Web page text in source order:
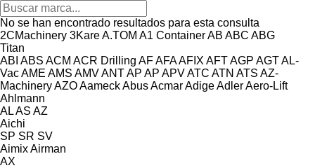
No se han encontrado resultados para esta consulta
2CMachinery 3KareA.TOM A1 ContainerAB ABC ABG
Titan
ABI ABS ACM ACR Drilling AFAFAAFIX AFTAGP AGTAL-
VacAME AMS AMVANTAP AP APVATC ATN ATS AZ-
MachineryAZOAameckAbusAcmarAdigeAdlerAero-Lift
Ahlmann
ALAS AZ
Aichi
SP SR SV
AimixAirman
AX